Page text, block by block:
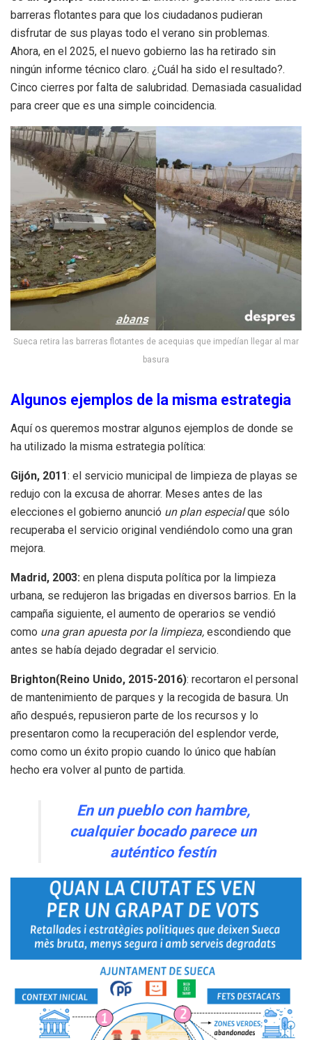
barreras flotantes para que los ciudadanos pudieran
disfrutar de sus playas todo el verano sin problemas.
Ahora, en el 2025, el nuevo gobierno las ha retirado sin
ningún informe técnico claro. ¿Cuál ha sido el resultado?.
Cinco cierres por falta de salubridad. Demasiada casualidad
para creer que es una simple coincidencia.
Sueca retira las barreras flotantes de acequias que impedían llegar al mar
basura
Algunos ejemplos de la misma estrategia
Aquí os queremos mostrar algunos ejemplos de donde se
ha utilizado la misma estrategia política:
Gijón, 2011: el servicio municipal de limpieza de playas se
redujo con la excusa de ahorrar. Meses antes de las
elecciones el gobierno anunció un plan especialque sólo
recuperaba el servicio original vendiéndolo como una gran
mejora.
Madrid, 2003: en plena disputa política por la limpieza
urbana, se redujeron las brigadas en diversos barrios. En la
campaña siguiente, el aumento de operarios se vendió
como una gran apuesta por la limpieza, escondiendo que
antes se había dejado degradar el servicio.
Brighton(Reino Unido, 2015-2016): recortaron el personal
de mantenimiento de parques y la recogida de basura. Un
año después, repusieron parte de los recursos y lo
presentaron como la recuperación del esplendor verde,
como como un éxito propio cuando lo único que habían
hecho era volver al punto de partida.
En un pueblo con hambre,
cualquier bocado parece un
auténtico festín